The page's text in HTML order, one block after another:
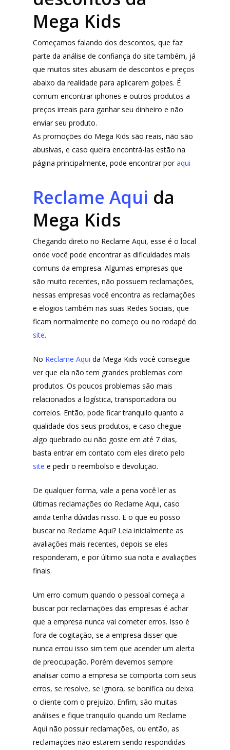
Mega Kids
Começamos falando dos descontos, que faz
parte da análise de confiança do site também, já
que muitos sites abusam de descontos e preços
abaixo da realidade para aplicarem golpes. É
comum encontrar iphones e outros produtos a
preços irreais para ganhar seu dinheiro e não
enviar seu produto.
As promoções do Mega Kids são reais, não são
abusivas, e caso queira encontrá-las estão na
página principalmente, pode encontrar poraqui
Reclame Aqui da
Mega Kids
Chegando direto no Reclame Aqui, esse é o local
onde você pode encontrar as dificuldades mais
comuns da empresa. Algumas empresas que
são muito recentes, não possuem reclamações,
nessas empresas você encontra as reclamações
e elogios também nas suas Redes Sociais, que
ficam normalmente no começo ou no rodapé do
site.
No Reclame Aqui da Mega Kids você consegue
ver que ela não tem grandes problemas com
produtos. Os poucos problemas são mais
relacionados a logística, transportadora ou
correios. Então, pode ficar tranquilo quanto a
qualidade dos seus produtos, e caso chegue
algo quebrado ou não goste em até 7 dias,
basta entrar em contato com eles direto pelo
site e pedir o reembolso e devolução.
De qualquer forma, vale a pena você ler as
últimas reclamações do Reclame Aqui, caso
ainda tenha dúvidas nisso. E o que eu posso
buscar no Reclame Aqui? Leia inicialmente as
avaliações mais recentes, depois se eles
responderam, e por último sua nota e avaliações
finais.
Um erro comum quando o pessoal começa a
buscar por reclamações das empresas é achar
que a empresa nunca vai cometer erros. Isso é
fora de cogitação, se a empresa disser que
nunca errou isso sim tem que acender um alerta
de preocupação. Porém devemos sempre
analisar como a empresa se comporta com seus
erros, se resolve, se ignora, se bonifica ou deixa
o cliente com o prejuízo. Enfim, são muitas
análises e fique tranquilo quando um Reclame
Aqui não possuir reclamações, ou então, as
reclamações não estarem sendo respondidas
Produtos